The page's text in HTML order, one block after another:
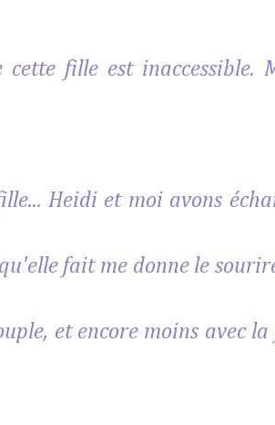
cette fille est
Heidi et moi avons
fait me donne le
et encore moins avec